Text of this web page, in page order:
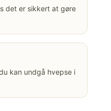
det er sikkert at gøre
kan undgå hvepse i